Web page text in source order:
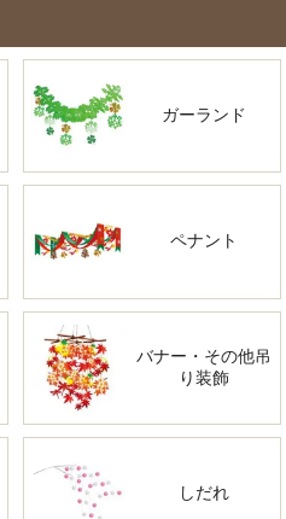
ガーランド
ペナント
バナー・その他吊
り装飾
しだれ